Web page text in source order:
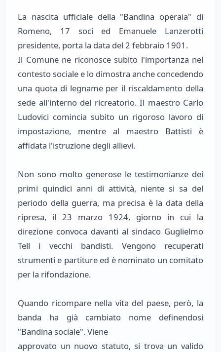
La nascita ufficiale della "Bandina operaia" di
Romeno, 17 soci ed Emanuele Lanzerotti
presidente, porta la data del 2 febbraio 1901.
Il Comune ne riconosce subito l'importanza nel
contesto sociale e lo dimostra anche concedendo
una quota di legname per il riscaldamento della
sede all'interno del ricreatorio. Il maestro Carlo
Ludovici comincia subito un rigoroso lavoro di
impostazione, mentre al maestro Battisti è
affidata l'istruzione degli allievi.
Non sono molto generose le testimonianze dei
primi quindici anni di attività, niente si sa del
periodo della guerra, ma precisa è la data della
ripresa, il 23 marzo 1924, giorno in cui la
direzione convoca davanti al sindaco Guglielmo
Tell i vecchi bandisti. Vengono recuperati
strumenti e partiture ed è nominato un comitato
per la rifondazione.
Quando ricompare nella vita del paese, però, la
banda ha già cambiato nome definendosi
"Bandina sociale". Viene
approvato un nuovo statuto, si trova un valido